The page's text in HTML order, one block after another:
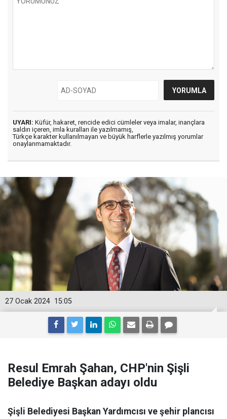
UYARI: Küfür, hakaret, rencide edici cümleler veya imalar, inançlara
saldırı içeren, imla kuralları ile yazılmamış,
Türkçe karakter kullanılmayan ve büyük harflerle yazılmış yorumlar
onaylanmamaktadır.
15:05
27 Ocak 2024
Resul Emrah Şahan, CHP'nin Şişli
Belediye Başkan adayı oldu
Şişli Belediyesi Başkan Yardımcısı ve şehir plancısı